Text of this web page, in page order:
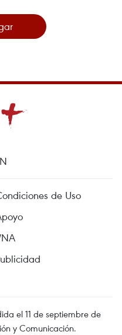
de Uso
el 11 de septiembre de
y Comunicación.